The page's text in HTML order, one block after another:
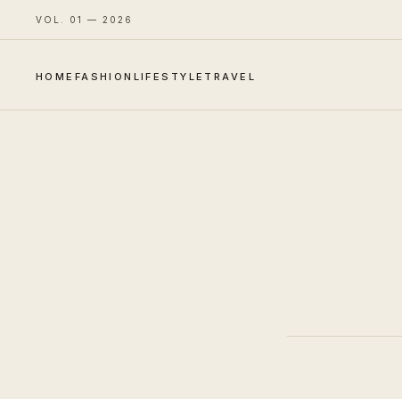
VOL. 01 — 2026
HOME FASHION LIFESTYLE TRAVEL